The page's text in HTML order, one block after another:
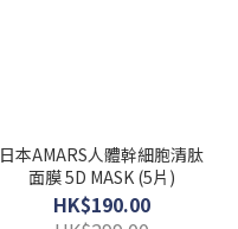
日本AMARS人體幹細胞清肽
面膜 5D MASK (5片)
HK$190.00